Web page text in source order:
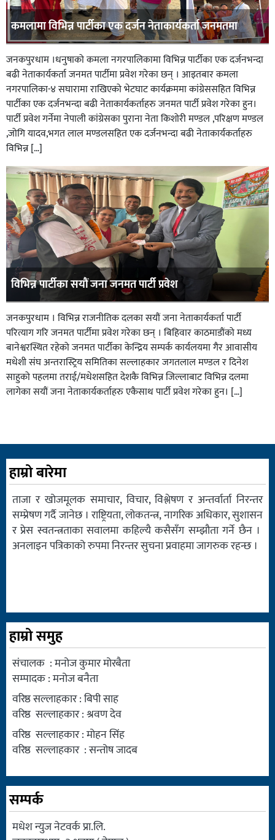
कमलामा विभिन्न पार्टीका एक दर्जन नेताकार्यकर्ता जनमतमा
जनकपुरधाम ।धनुषाको कमला नगरपालिकामा विभिन्न पार्टीका एक दर्जनभन्दा
बढी नेताकार्यकर्ता जनमत पार्टीमा प्रवेश गरेका छन् । आइतबार कमला
नगरपालिका-४ सघारामा राखिएको भेटघाट कार्यक्रममा कांग्रेससहित विभिन्न
पार्टीका एक दर्जनभन्दा बढी नेताकार्यकर्ताहरु जनमत पार्टी प्रवेश गरेका हुन।
पार्टी प्रवेश गर्नेमा नेपाली कांग्रेसका पुराना नेता किशोरी मण्डल ,परिक्षण मण्डल
,जोगि यादव,भगत लाल मण्डलसहित एक दर्जनभन्दा बढी नेताकार्यकर्ताहरु
विभिन्न […]
विभिन्न पार्टीका सयौं जना जनमत पार्टी प्रवेश
जनकपुरधाम । विभिन्न राजनीतिक दलका सयौं जना नेताकार्यकर्ता पार्टी
परित्याग गरि जनमत पार्टीमा प्रवेश गरेका छन् । बिहिवार काठमाडौंको मध्य
बानेश्वरस्थित रहेको जनमत पार्टीका केन्द्रिय सम्पर्क कार्यलयमा गैर आवासीय
मधेशी संघ अन्तरास्ट्रिय समितिका सल्लाहकार जगतलाल मण्डल र दिनेश
साहुको पहलमा तराई/मधेशसहित देशकै विभिन्न जिल्लाबाट विभिन्न दलमा
लागेका सयौं जना नेताकार्यकर्ताहरु एकैसाथ पार्टी प्रवेश गरेका हुन। […]
हाम्रो बारेमा
ताजा र खोजमूलक समाचार, विचार, विश्लेषण र अन्तर्वार्ता निरन्तर
सम्प्रेषण गर्दै जानेछ । राष्ट्रियता, लोकतन्त्र, नागरिक अधिकार, सुशासन
र प्रेस स्वतन्त्रताका सवालमा कहिल्यै कसैसँग सम्झौता गर्ने छैन ।
अनलाइन पत्रिकाको रुपमा निरन्तर सुचना प्रवाहमा जागरुक रहन्छ ।
हाम्रो समुह
संचालक : मनोज कुमार मोरबैता
सम्पादक : मनोज बनैता
वरिष्ठ सल्लाहकार : बिपी साह
वरिष्ठ सल्लाहकार : श्रवण देव
वरिष्ठ सल्लाहकार : मोहन सिंह
वरिष्ठ सल्लाहकार : सन्तोष जादब
सम्पर्क
मधेश न्युज नेटवर्क प्रा.लि.